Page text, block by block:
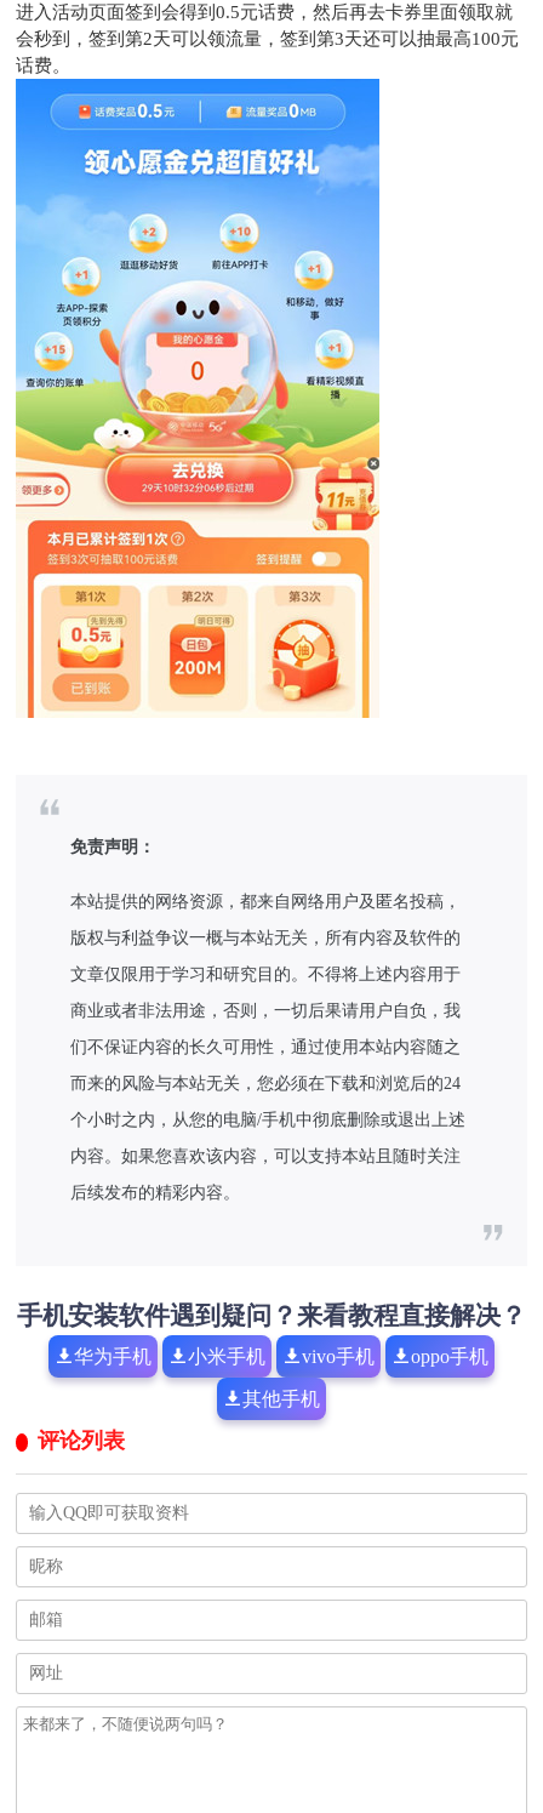
进入活动页面签到会得到0.5元话费，然后再去卡券里面领取就
会秒到，签到第2天可以领流量，签到第3天还可以抽最高100元
话费。
免责声明：
本站提供的网络资源，都来自网络用户及匿名投稿，
版权与利益争议一概与本站无关，所有内容及软件的
文章仅限用于学习和研究目的。不得将上述内容用于
商业或者非法用途，否则，一切后果请用户自负，我
们不保证内容的长久可用性，通过使用本站内容随之
而来的风险与本站无关，您必须在下载和浏览后的24
个小时之内，从您的电脑/手机中彻底删除或退出上述
内容。如果您喜欢该内容，可以支持本站且随时关注
后续发布的精彩内容。
手机安装软件遇到疑问？来看教程直接解决？
华为手机 小米手机 vivo手机 oppo手机
其他手机
评论列表